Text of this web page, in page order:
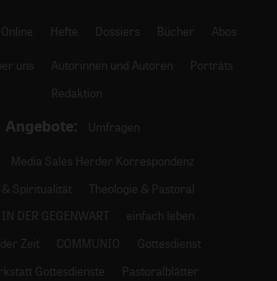
Online Hefte Dossiers Bücher Abos
uns Autorinnen und Autoren
Porträts
Redaktion
Angebote: Umfragen
Media Sales Herder Korrespondenz
& Spiritualität
Theologie & Pastoral
DER GEGENWART
einfach leben
Zeit
COMMUNIO
Gottesdienst
Gottesdienste
Pastoralblätter